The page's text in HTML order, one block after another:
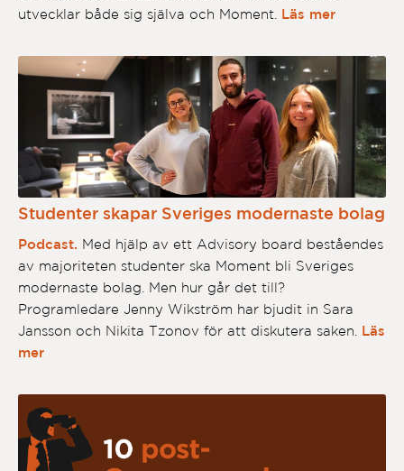
utvecklar både sig själva och Moment.
Läs mer
Studenter skapar Sveriges modernaste bolag
Podcast. Med hjälp av ett Advisory board beståendes
av majoriteten studenter ska Moment bli Sveriges
modernaste bolag. Men hur går det till?
Programledare Jenny Wikström har bjudit in Sara
Jansson och Nikita Tzonov för att diskutera saken.
Läs
mer